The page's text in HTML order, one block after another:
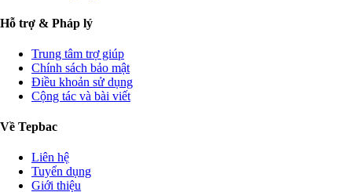
Hỗ trợ & Pháp lý
Trung tâm trợ giúp
Chính sách bảo mật
Điều khoản sử dụng
Cộng tác và bài viết
Về Tepbac
Liên hệ
Tuyển dụng
Giới thiệu